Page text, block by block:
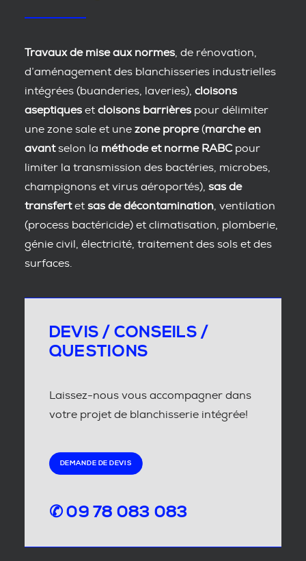
Travaux de mise aux normes , de rénovation,
d’aménagement des blanchisseries industrielles
intégrées (buanderies, laveries), cloisons
aseptiques et cloisons barrières pour délimiter
une zone sale et une zone propre(marche en
avantselon la méthode et norme RABCpour
limiter la transmission des bactéries, microbes,
champignons et virus aéroportés), sas de
transfertet sas de décontamination , ventilation
(process bactéricide) et climatisation, plomberie,
génie civil, électricité, traitement des sols et des
surfaces.
DEVIS / CONSEILS /
QUESTIONS
Laissez-nous vous accompagner dans
votre projet de blanchisserie intégrée!
DEMANDE DE DEVIS
✆ 09 78 083 083